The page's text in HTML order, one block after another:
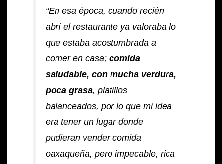
“En esa época, cuando recién
abrí el restaurante ya valoraba lo
que estaba acostumbrada a
comer en casa;comida
saludable, con mucha verdura,
poca grasa, platillos
balanceados, por lo que mi idea
era tener un lugar donde
pudieran vender comida
oaxaqueña, pero impecable, rica